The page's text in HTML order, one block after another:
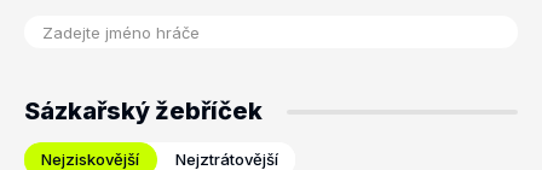
Sázkařský žebříček
Nejziskovější Nejztrátovější